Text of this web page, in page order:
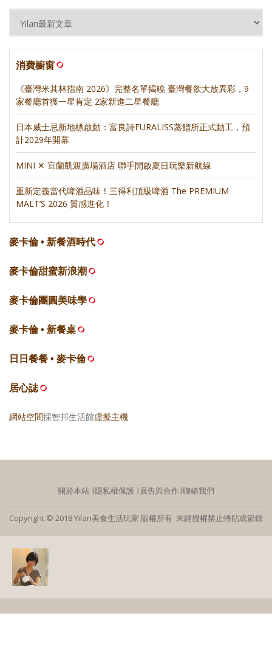
消費櫥窗
《臺灣米其林指南 2026》完整名單揭曉 臺灣餐飲大放異彩，9
家餐廳首獲一星肯定 2家新進二星餐廳
日本威士忌新地標啟動：富良詩FURALISS蒸餾所正式動工，預
計2029年開幕
MINI ✕ 宜蘭凱渡廣場酒店 聯手開啟夏日玩樂新航線
重新定義當代啤酒品味！三得利頂級啤酒 The PREMIUM
MALT’S 2026 質感進化！
麥卡倫 • 新餐酒時代
麥卡倫甜蜜新浪潮
麥卡倫團圓美味學
麥卡倫 • 新餐桌
日日餐餐 • 麥卡倫
居心誌
網站空間採智邦生活館虛擬主機
關於本站 ∣隱私權保護 ∣廣告與合作∣聯絡我們
Copyright © 2018 Yilan美食生活玩家 版權所有 未經授權禁止轉貼或節錄